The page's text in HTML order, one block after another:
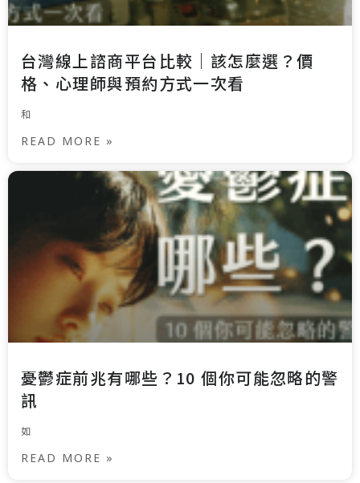
台灣線上諮商平台比較｜該怎麼選？價
格、心理師與預約方式一次看
和
READ MORE »
憂鬱症前兆有哪些？10 個你可能忽略的警
訊
如
READ MORE »